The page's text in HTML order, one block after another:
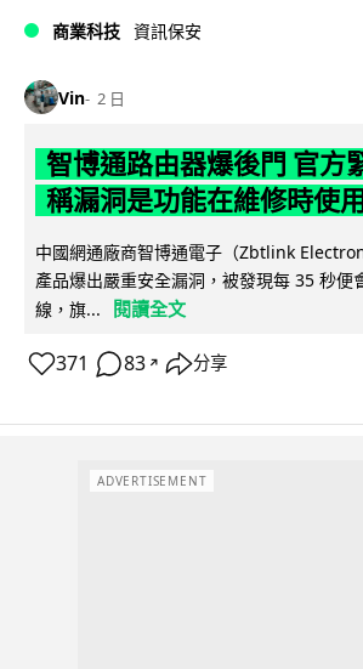
商業科技 資訊保安
Vin 2 日
智博通路由器爆後門 官方
稱漏洞是功能在維修時使用
中國網通廠商智博通電子（Zbtlink
產品爆出嚴重安全漏洞，被發現每 35 秒便
線，旗...
閱讀全文
371 83 ↗ 分享
ADVERTISEMENT